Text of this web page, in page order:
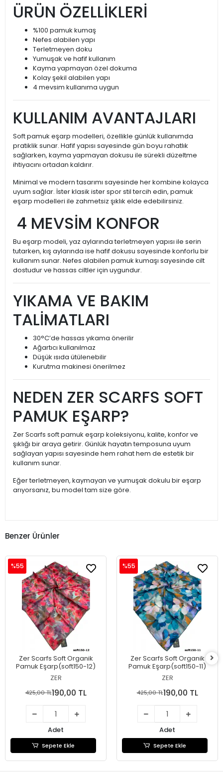
ÜRÜN ÖZELLİKLERİ
%100 pamuk kumaş
Nefes alabilen yapı
Terletmeyen doku
Yumuşak ve hafif kullanım
Kayma yapmayan özel dokuma
Kolay şekil alabilen yapı
4 mevsim kullanıma uygun
KULLANIM AVANTAJLARI
Soft pamuk eşarp modelleri, özellikle günlük kullanımda
pratiklik sunar. Hafif yapısı sayesinde gün boyu rahatlık
sağlarken, kayma yapmayan dokusu ile sürekli düzeltme
ihtiyacını ortadan kaldırır.
Minimal ve modern tasarımı sayesinde her kombine kolayca
uyum sağlar. İster klasik ister spor stil tercih edin, pamuk
eşarp modelleri ile zahmetsiz şıklık elde edebilirsiniz.
4 MEVSİM KONFOR
Bu eşarp modeli, yaz aylarında terletmeyen yapısı ile serin
tutarken, kış aylarında ise hafif dokusu sayesinde konforlu bir
kullanım sunar. Nefes alabilen pamuk kumaşı sayesinde cilt
dostudur ve hassas ciltler için uygundur.
YIKAMA VE BAKIM
TALİMATLARI
30°C’de hassas yıkama önerilir
Ağartıcı kullanılmaz
Düşük ısıda ütülenebilir
Kurutma makinesi önerilmez
NEDEN ZER SCARFS SOFT
PAMUK EŞARP?
Zer Scarfs soft pamuk eşarp koleksiyonu, kalite, konfor ve
şıklığı bir araya getirir. Günlük hayatın temposuna uyum
sağlayan yapısı sayesinde hem rahat hem de estetik bir
kullanım sunar.
Eğer terletmeyen, kaymayan ve yumuşak dokulu bir eşarp
arıyorsanız, bu model tam size göre.
Benzer Ürünler
Zer Scarfs Soft Organik
Pamuk Eşarp(soft150-12)
ZER
%55
425,00 TL190,00 TL
Adet
Sepete Ekle
Zer Scarfs Soft Organik
Pamuk Eşarp(soft150-11)
ZER
%55
425,00 TL190,00 TL
Adet
Sepete Ekle